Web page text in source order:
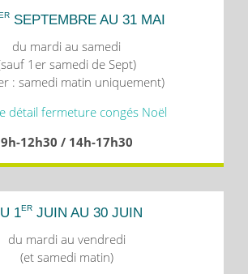
SEPTEMBRE AU 31 MAI
du mardi au samedi
1er samedi de Sept)
: samedi matin uniquement)
détail fermeture congés Noël
9h-12h30 / 14h-17h30
1ER JUIN AU 30 JUIN
du mardi au vendredi
(et samedi matin)